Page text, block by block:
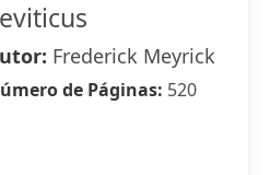
Frederick Meyrick
de Páginas: 520